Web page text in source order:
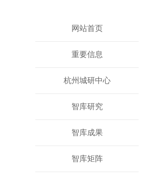
网站首页
重要信息
杭州城研中心
智库研究
智库成果
智库矩阵